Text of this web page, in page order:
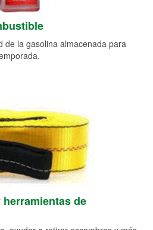
de la gasolina almacenada para
de